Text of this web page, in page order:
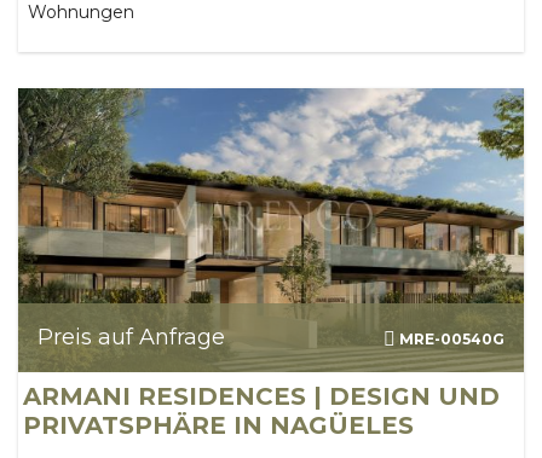
Wohnungen
Preis auf Anfrage MRE-00540G
ARMANI RESIDENCES | DESIGN UND
PRIVATSPHÄRE IN NAGÜELES